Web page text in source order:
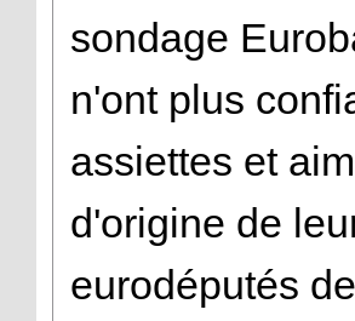
sondage
n'ont plus
assiettes et
d'origine de
eurodéputés